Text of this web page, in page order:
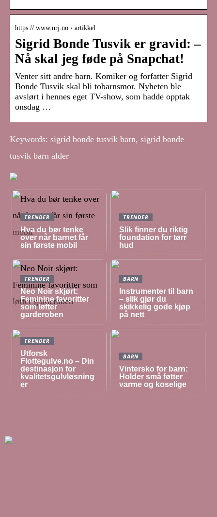
https:// www.nrj.no › artikkel
Sigrid Bonde Tusvik er gravid: –
Nå skal jeg føde på Snapchat!
Venter sitt andre barn. Komiker og forfatter Sigrid
Bonde Tusvik skal bli tobarnsmor. Nyheten ble
avslørt i hennes eget TV-show, som hadde opptak
onsdag …
Keywords: sigrid bonde tusvik barn, sigrid bonde
tusvik barn alder
TRENDER
Hva du bør tenke
over når barnet får
sin første mobil
TRENDER
Slik finner du riktig
foundation for tørr
hud
TRENDER
Neo Noir skjørt:
Feminine favoritter
som løfter
garderoben
BARN
Instrumenter til barn
– slik gjør du
skikkelig gode kjøp
på nett
TRENDER
Utforsk
Flottegulve.no – Din
destinasjon for
kvalitetsgulvløsning
er
BARN
Vintersko for barn:
Holder små føtter
varme og koselige